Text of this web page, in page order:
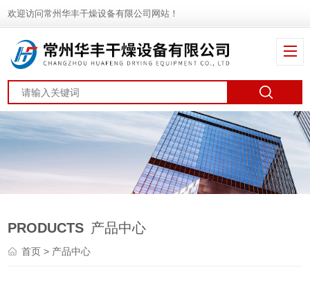
欢迎访问常州华丰干燥设备有限公司网站！
PRODUCTS 产品中心
首页> 产品中心